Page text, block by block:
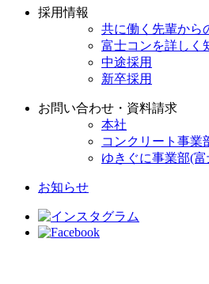
採用情報
共に働く先輩から
富士コンを詳しく
中途採用
新卒採用
お問い合わせ・資料請求
本社
コンクリート事業
ゆきぐに事業部(
お知らせ